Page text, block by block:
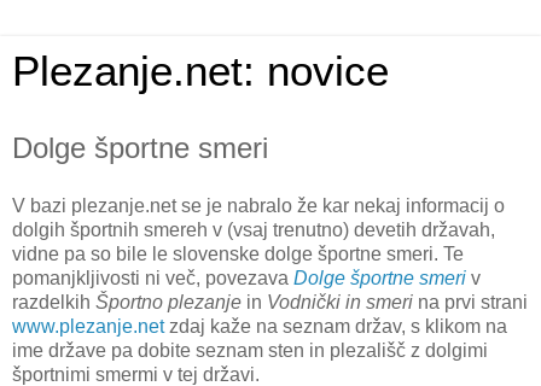
Plezanje.net: novice
Dolge športne smeri
V bazi plezanje.net se je nabralo že kar nekaj informacij o
dolgih športnih smereh v (vsaj trenutno) devetih državah,
vidne pa so bile le slovenske dolge športne smeri. Te
pomanjkljivosti ni več, povezava Dolge športne smeri v
razdelkih Športno plezanje in Vodnički in smeri na prvi strani
www.plezanje.netzdaj kaže na seznam držav, s klikom na
ime države pa dobite seznam sten in plezališč z dolgimi
športnimi smermi v tej državi.